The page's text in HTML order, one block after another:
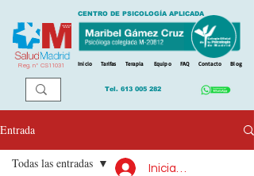
Reg. nº CS11031
CENTRO DE PSICOLOGÍA APLICADA
Inicio Tarifas Terapia Equipo FAQ Contacto Blog
Tel. 613 005 282
Entrada
Todas las entradas Iniciar sesión